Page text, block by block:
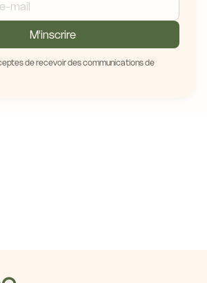
M'inscrire
de recevoir des communications de